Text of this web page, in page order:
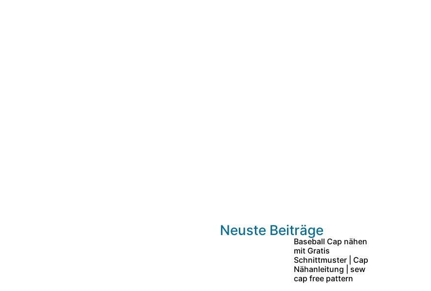
Neuste Beiträge
Baseball Cap nähen
mit Gratis
Schnittmuster | Cap
Nähanleitung | sew
cap free pattern